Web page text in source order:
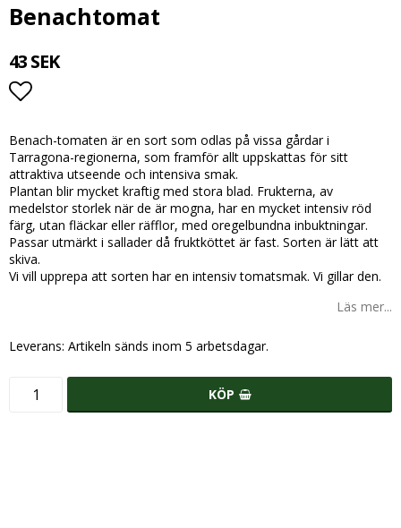
Benachtomat
43 SEK
Benach-tomaten är en sort som odlas på vissa gårdar i
Tarragona-regionerna, som framför allt uppskattas för sitt
attraktiva utseende och intensiva smak.
Plantan blir mycket kraftig med stora blad. Frukterna, av
medelstor storlek när de är mogna, har en mycket intensiv röd
färg, utan fläckar eller räfflor, med oregelbundna inbuktningar.
Passar utmärkt i sallader då fruktköttet är fast. Sorten är lätt att
skiva.
Vi vill upprepa att sorten har en intensiv tomatsmak. Vi gillar den.
Läs mer...
Leverans: Artikeln sänds inom 5 arbetsdagar.
KÖP